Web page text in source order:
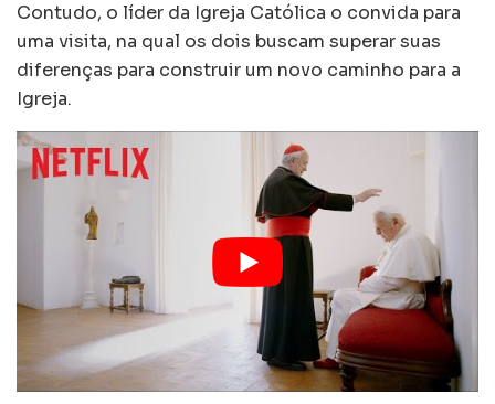
Contudo, o líder da Igreja Católica o convida para
uma visita, na qual os dois buscam superar suas
diferenças para construir um novo caminho para a
Igreja.